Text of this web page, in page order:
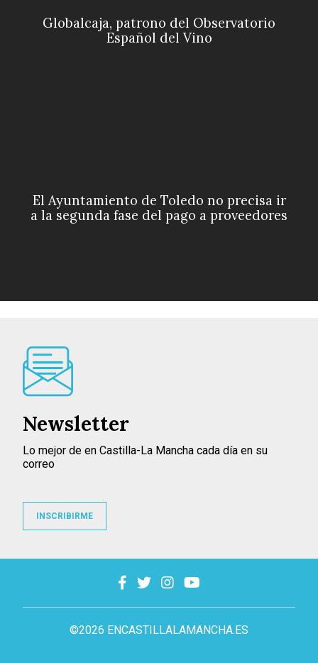
Globalcaja, patrono del Observatorio
Español del Vino
El Ayuntamiento de Toledo no precisa ir
a la segunda fase del pago a proveedores
©2026 ENCASTILLALAMANCHA.ES
Newsletter
Lo mejor de en Castilla-La Mancha cada día en su
correo
INSCRIBIRME